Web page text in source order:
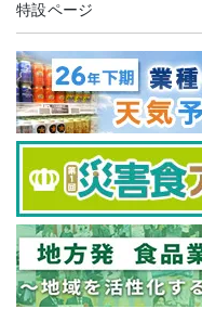
特設ページ